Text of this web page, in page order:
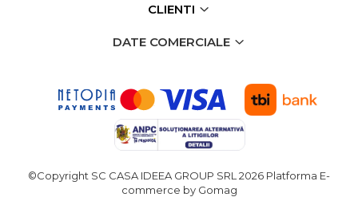
Unelte & utilaje constructii
Mai compactor
CLIENTI
DATE COMERCIALE
©Copyright SC CASA IDEEA GROUP SRL 2026 Platforma E-
commerce by Gomag